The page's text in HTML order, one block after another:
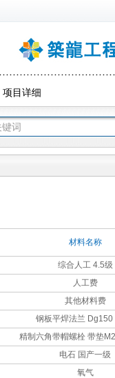
项目详细
材料名称
综合人工 4.5级
人工费
其他材料费
钢板平焊法兰 Dg150
精制六角带帽螺栓 带垫
电石 国产一级
氧气